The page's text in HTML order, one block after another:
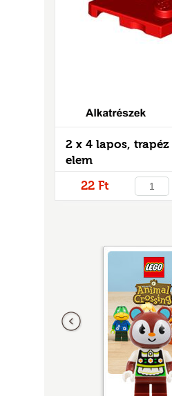
2 x 4 lapos, trapéz
elem
22 Ft